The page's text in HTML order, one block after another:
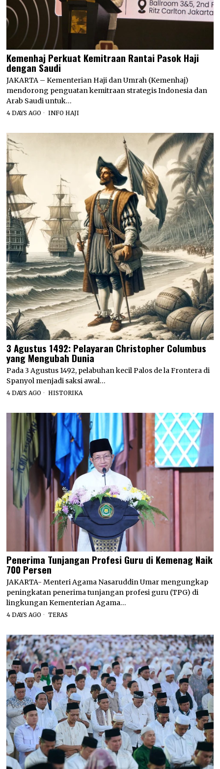
Kemenhaj Perkuat Kemitraan Rantai Pasok Haji
dengan Saudi
JAKARTA – Kementerian Haji dan Umrah (Kemenhaj)
mendorong penguatan kemitraan strategis Indonesia dan
Arab Saudi untuk…
4 DAYS AGO INFO HAJI
3 Agustus 1492: Pelayaran Christopher Columbus
yang Mengubah Dunia
Pada 3 Agustus 1492, pelabuhan kecil Palos de la Frontera di
Spanyol menjadi saksi awal…
4 DAYS AGO HISTORIKA
Penerima Tunjangan Profesi Guru di Kemenag Naik
700 Persen
JAKARTA- Menteri Agama Nasaruddin Umar mengungkap
peningkatan penerima tunjangan profesi guru (TPG) di
lingkungan Kementerian Agama…
4 DAYS AGO TERAS